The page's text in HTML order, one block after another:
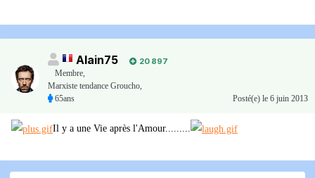
Alain75
20 897
Membre,
Marxiste tendance Groucho,
65ans
Posté(e) le 6 juin 2013
Il y a une Vie après l'Amour.........